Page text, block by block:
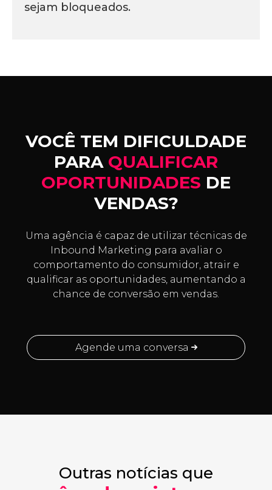
sejam bloqueados.
VOCÊ TEM DIFICULDADE
PARA QUALIFICAR
OPORTUNIDADES DE
VENDAS?
Uma agência é capaz de utilizar técnicas de
Inbound Marketing para avaliar o
comportamento do consumidor, atrair e
qualificar as oportunidades, aumentando a
chance de conversão em vendas.
Agende uma conversa
Outras notícias que